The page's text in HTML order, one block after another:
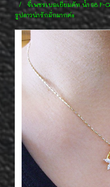
จี้เพชรเบลเยี่ยมคัท น้ำ 98 F-
รูปดาวน่ารักมั่กมากค่ะ